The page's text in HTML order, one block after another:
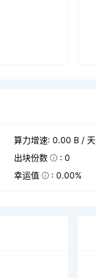
算力增速: 0.00 B / 天
出块份数 : 0
幸运值 : 0.00%